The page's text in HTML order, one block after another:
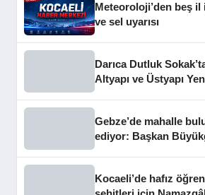
Meteoroloji’den beş il
ve sel uyarısı
Darıca Dutluk
Altyapı ve Üstyapı
Gebze’de mahalle
ediyor: Başkan
Kocaeli’de hafız